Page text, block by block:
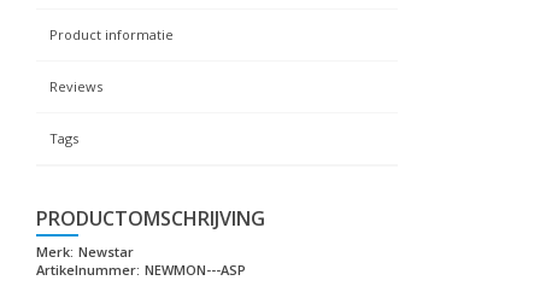
Product informatie
Reviews
Tags
PRODUCTOMSCHRIJVING
Merk: Newstar
Artikelnummer: NEWMON---ASP